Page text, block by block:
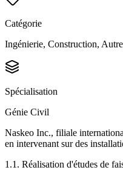
Catégorie
Ingénierie, Construction, Autre
Spécialisation
Génie Civil
Naskeo Inc., filiale
en intervenant sur des
1.1. Réalisation d'études de